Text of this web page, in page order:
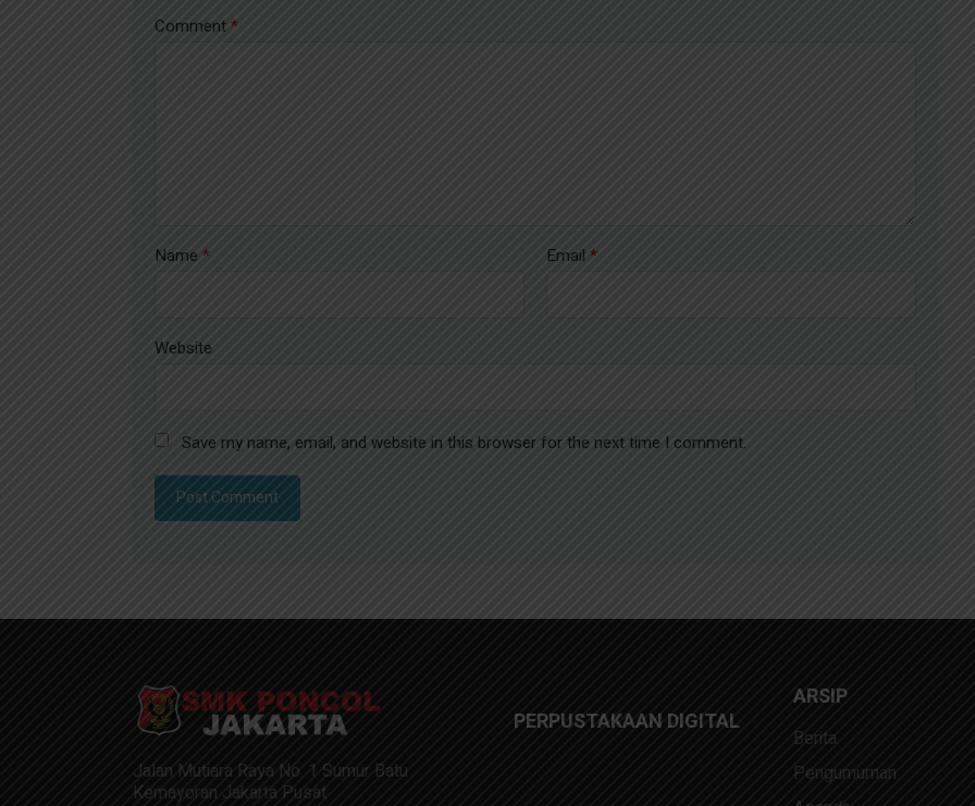
Comment*
Name * Email *
Website
Save my name, email, and website in this browser for the next time I comment.
Jalan Mutiara Raya No. 1 Sumur Batu
Kemayoran Jakarta Pusat
PERPUSTAKAAN DIGITAL
ARSIP
Berita
Pengumuman